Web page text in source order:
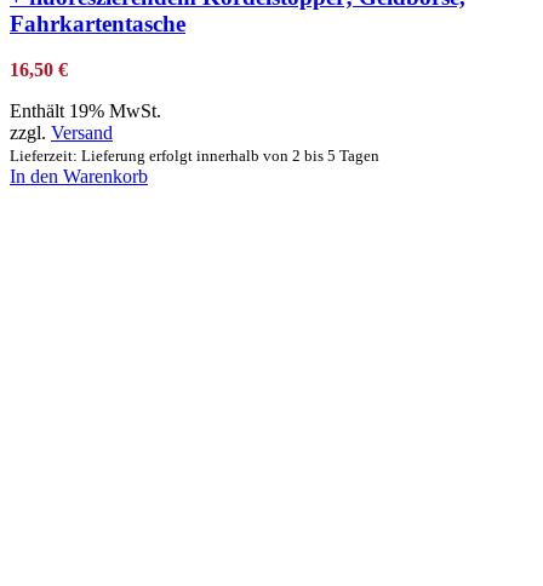
Fahrkartentasche
16,50 €
Enthält 19% MwSt.
zzgl. Versand
Lieferzeit: Lieferung erfolgt innerhalb von 2 bis 5 Tagen
In den Warenkorb